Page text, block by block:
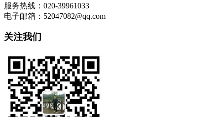
服务热线：020-39961033
电子邮箱：52047082@qq.com
关注我们